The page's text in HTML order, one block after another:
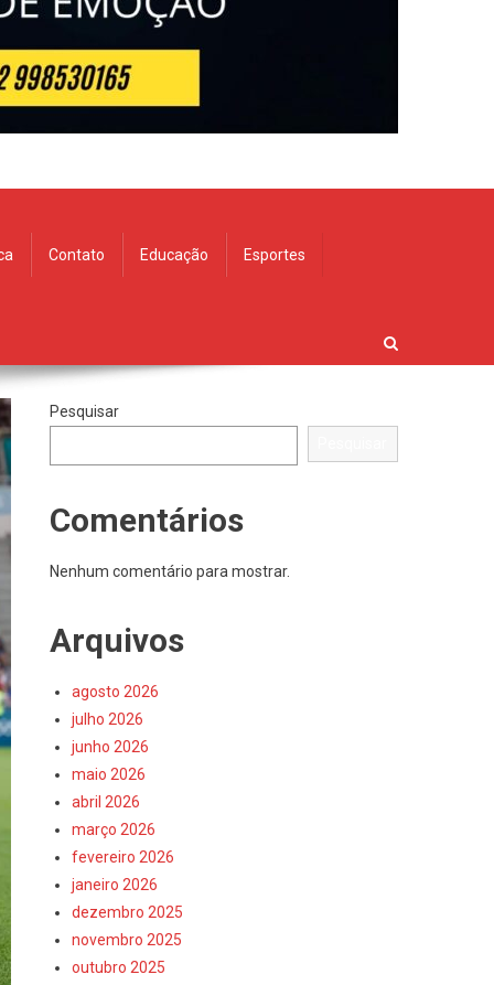
Contato Educação Esportes
Pesquisar
Comentários
Nenhum comentário para mostrar.
Arquivos
agosto 2026
julho 2026
junho 2026
maio 2026
abril 2026
março 2026
fevereiro 2026
janeiro 2026
dezembro 2025
novembro 2025
outubro 2025